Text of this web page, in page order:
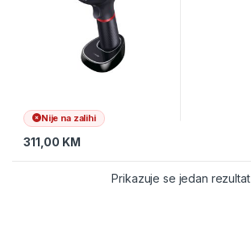
Nije na zalihi
311,00 KM
Prikazuje se jedan rezultat